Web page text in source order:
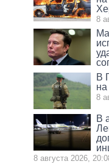
8
В
8
В
8 августа 2026,